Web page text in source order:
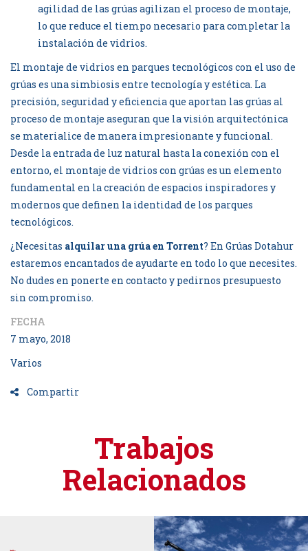
agilidad de las grúas agilizan el proceso de montaje,
lo que reduce el tiempo necesario para completar la
instalación de vidrios.
El montaje de vidrios en parques tecnológicos con el uso de
grúas es una simbiosis entre tecnología y estética. La
precisión, seguridad y eficiencia que aportan las grúas al
proceso de montaje aseguran que la visión arquitectónica
se materialice de manera impresionante y funcional.
Desde la entrada de luz natural hasta la conexión con el
entorno, el montaje de vidrios con grúas es un elemento
fundamental en la creación de espacios inspiradores y
modernos que definen la identidad de los parques
tecnológicos.
¿Necesitas alquilar una grúa en Torrent? En Grúas Dotahur
estaremos encantados de ayudarte en todo lo que necesites.
No dudes en ponerte en contacto y pedirnos presupuesto
sin compromiso.
FECHA
7 mayo, 2018
Varios
Compartir
Trabajos
Relacionados